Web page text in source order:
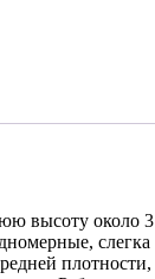
высоту около 3
слегка
плотности,